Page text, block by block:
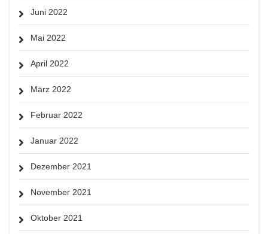
Juni 2022
Mai 2022
April 2022
März 2022
Februar 2022
Januar 2022
Dezember 2021
November 2021
Oktober 2021